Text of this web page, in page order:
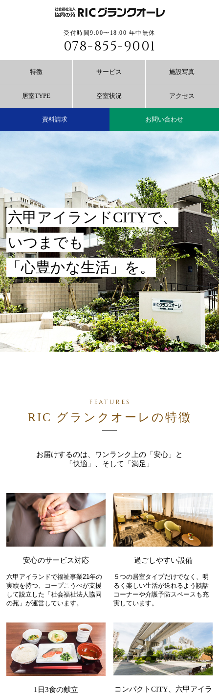
受付時間9:00〜18:00 年中無休
078-855-9001
特徴 サービス 施設写真
居室TYPE 空室状況 アクセス
資料請求 お問い合わせ
六甲アイランドCITYで、
いつまでも
「心豊かな生活」を。
RIC グランクオーレの特徴
お届けするのは、ワンランク上の「安心」と
「快適」、そして「満足」
安心のサービス対応
六甲アイランドで福祉事業21年の
実績を持つ、コープこうべが支援
して設立した「社会福祉法人協同
の苑」が運営しています。
過ごしやすい設備
５つの居室タイプだけでなく、明
るく楽しい生活が送れるよう談話
コーナーや介護予防スペースも充
実しています。
1日3食の献立
コンパクトCITY、六甲アイラ